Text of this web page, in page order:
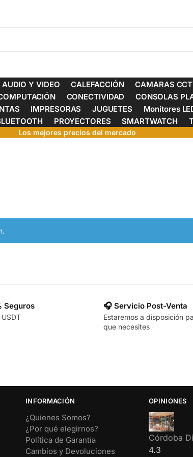
AUDIO Y VIDEO CALEFACCIÓN
CAMARAS
CONECTIVIDAD CONSOLAS
IMPRESORAS JUGUETES Monitores
PROYECTORES SMARTWATCH
Los mejores precios del mercado
Seguros 🎧 Servicio Post-Venta
Estaremos a disposición
que necesites
INFORMACIÓN
¿Quienes Somos?
¿Por qué elegirnos?
Política de Garantía
Cambios y Devoluciones
OPINIONES
Córdoba
4.3